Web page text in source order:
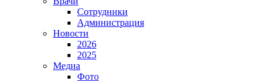
Сотрудники
Администрация
Новости
2026
2025
Медиа
Фото